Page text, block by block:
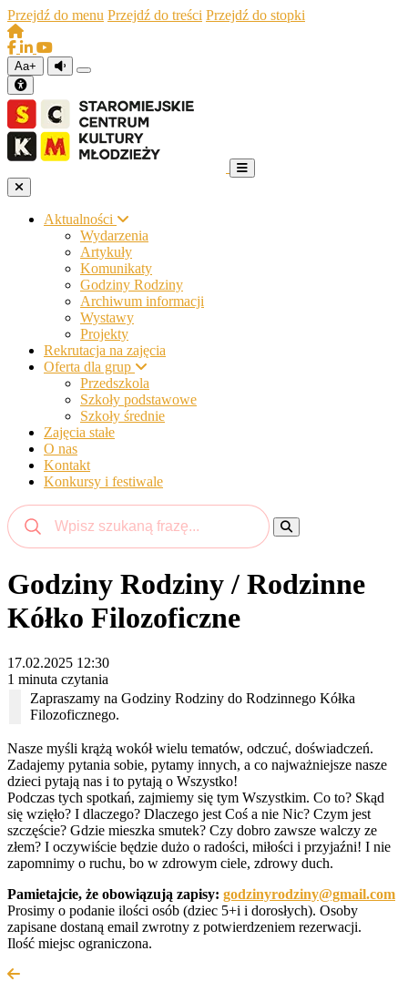
Przejdź do menu Przejdź do treści Przejdź do stopki
Aa+
Aktualności
Wydarzenia
Artykuły
Komunikaty
Godziny Rodziny
Archiwum informacji
Wystawy
Projekty
Rekrutacja na zajęcia
Oferta dla grup
Przedszkola
Szkoły podstawowe
Szkoły średnie
Zajęcia stałe
O nas
Kontakt
Konkursy i festiwale
Godziny Rodziny / Rodzinne
Kółko Filozoficzne
17.02.2025 12:30
1 minuta czytania
Zapraszamy na Godziny Rodziny do Rodzinnego Kółka
Filozoficznego.
Nasze myśli krążą wokół wielu tematów, odczuć, doświadczeń.
Zadajemy pytania sobie, pytamy innych, a co najważniejsze nasze
dzieci pytają nas i to pytają o Wszystko!
Podczas tych spotkań, zajmiemy się tym Wszystkim. Co to? Skąd
się wzięło? I dlaczego? Dlaczego jest Coś a nie Nic? Czym jest
szczęście? Gdzie mieszka smutek? Czy dobro zawsze walczy ze
złem? I oczywiście będzie dużo o radości, miłości i przyjaźni! I nie
zapomnimy o ruchu, bo w zdrowym ciele, zdrowy duch.
Pamietajcie, że obowiązują zapisy: godzinyrodziny@gmail.com
Prosimy o podanie ilości osób (dziec 5+i i dorosłych). Osoby
zapisane dostaną email zwrotny z potwierdzeniem rezerwacji.
Ilość miejsc ograniczona.